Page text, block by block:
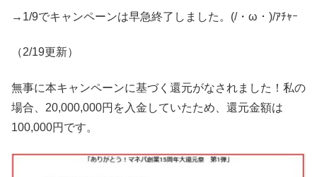
→1/9でキャンペーンは早急終了しました。(/・ω・)/ｱﾁｬｰ
（2/19更新）
無事に本キャンペーンに基づく還元がなされました！私の
場合、20,000,000円を入金していたため、還元金額は
100,000円です。